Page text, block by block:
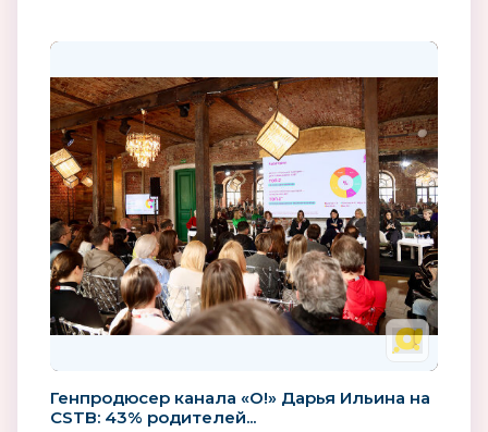
Генпродюсер канала «О!» Дарья Ильина на
CSTB: 43% родителей...